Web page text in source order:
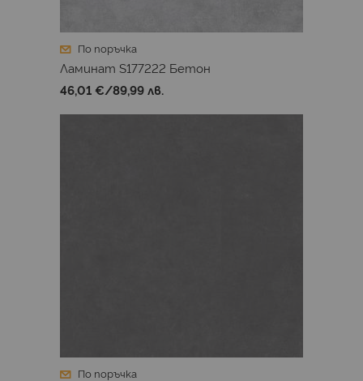
По поръчка
Ламинат S177222 Бетон
46,01 €/89,99 лв.
По поръчка